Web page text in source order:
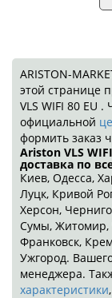
ARISTON-
этой странице
VLS WIFI 80 EU
официальной
формить заказ
Ariston VLS
доставка по
Киев, Одесса,
Луцк, Кривой
Херсон,
Сумы, Житомир,
Франковск,
Ужгород.
менеджера.
характеристики,